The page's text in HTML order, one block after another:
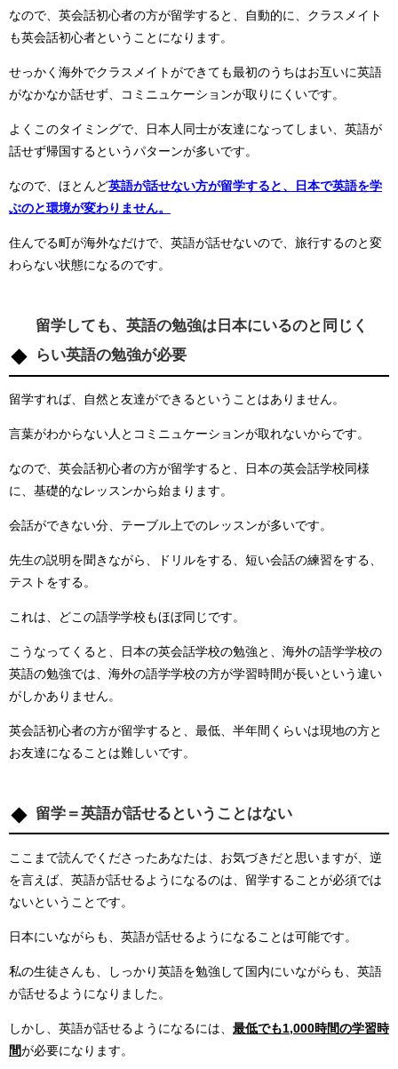
なので、英会話初心者の方が留学すると、自動的に、クラスメイト
も英会話初心者ということになります。
せっかく海外でクラスメイトができても最初のうちはお互いに英語
がなかなか話せず、コミニュケーションが取りにくいです。
よくこのタイミングで、日本人同士が友達になってしまい、英語が
話せず帰国するというパターンが多いです。
なので、ほとんど英語が話せない方が留学すると、日本で英語を学
ぶのと環境が変わりません。
住んでる町が海外なだけで、英語が話せないので、旅行するのと変
わらない状態になるのです。
留学しても、英語の勉強は日本にいるのと同じく
らい英語の勉強が必要
留学すれば、自然と友達ができるということはありません。
言葉がわからない人とコミニュケーションが取れないからです。
なので、英会話初心者の方が留学すると、日本の英会話学校同様
に、基礎的なレッスンから始まります。
会話ができない分、テーブル上でのレッスンが多いです。
先生の説明を聞きながら、ドリルをする、短い会話の練習をする、
テストをする。
これは、どこの語学学校もほぼ同じです。
こうなってくると、日本の英会話学校の勉強と、海外の語学学校の
英語の勉強では、海外の語学学校の方が学習時間が長いという違い
がしかありません。
英会話初心者の方が留学すると、最低、半年間くらいは現地の方と
お友達になることは難しいです。
留学＝英語が話せるということはない
ここまで読んでくださったあなたは、お気づきだと思いますが、逆
を言えば、英語が話せるようになるのは、留学することが必須では
ないということです。
日本にいながらも、英語が話せるようになることは可能です。
私の生徒さんも、しっかり英語を勉強して国内にいながらも、英語
が話せるようになりました。
しかし、英語が話せるようになるには、 最低でも1,000時間の学習時
間が必要になります。